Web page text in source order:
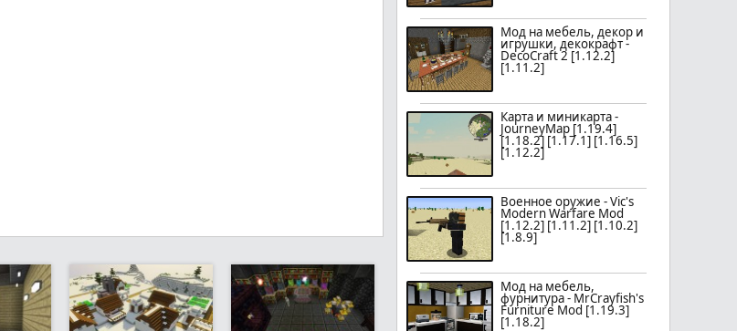
Мод на мебель, декор и
игрушки, декокрафт -
DecoCraft 2 [1.12.2]
[1.11.2]
Карта и миникарта -
JourneyMap [1.19.4]
[1.18.2] [1.17.1] [1.16.5]
[1.12.2]
Военное оружие - Vic's
Modern Warfare Mod
[1.12.2] [1.11.2] [1.10.2]
[1.8.9]
Мод на мебель,
фурнитура - MrCrayfish's
Furniture Mod [1.19.3]
[1.18.2]